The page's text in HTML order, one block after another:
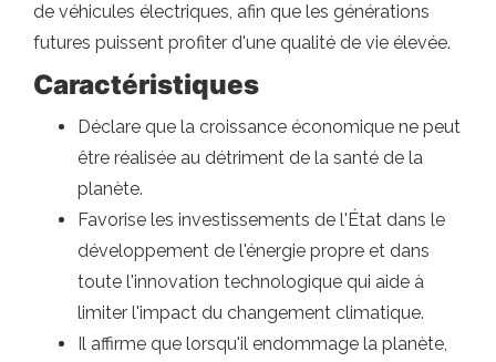
de véhicules électriques, afin que les générations
futures puissent profiter d'une qualité de vie élevée.
Caractéristiques
Déclare que la croissance économique ne peut
être réalisée au détriment de la santé de la
planète.
Favorise les investissements de l'État dans le
développement de l'énergie propre et dans
toute l'innovation technologique qui aide à
limiter l'impact du changement climatique.
Il affirme que lorsqu'il endommage la planète,